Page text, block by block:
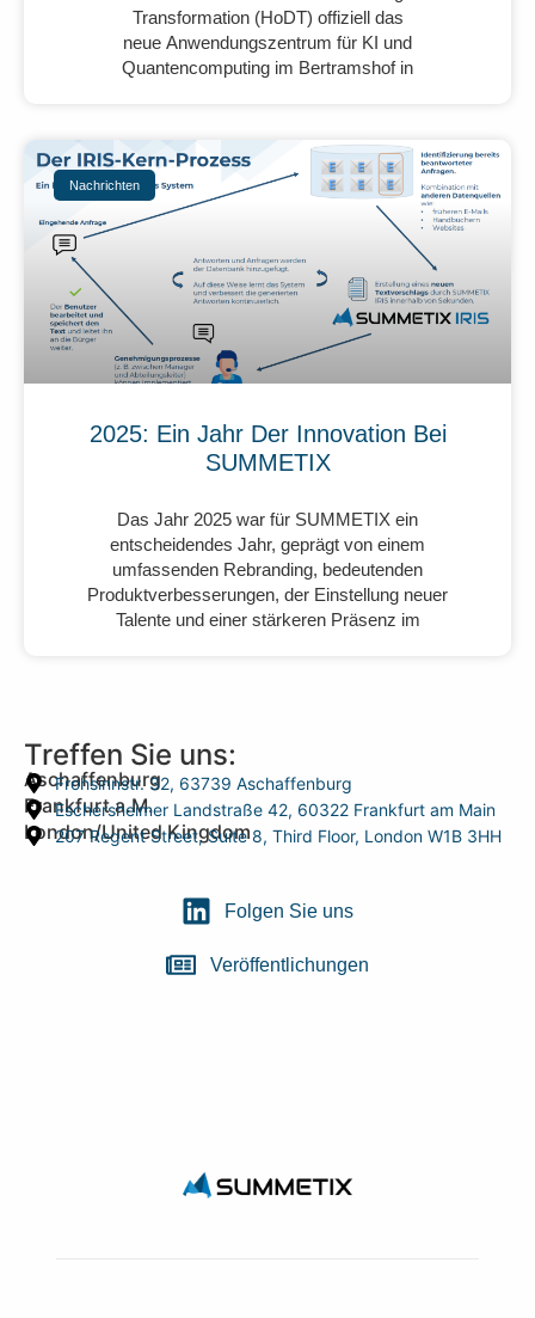
Transformation (HoDT) offiziell das
neue Anwendungszentrum für KI und
Quantencomputing im Bertramshof in
Nachrichten
2025: Ein Jahr Der Innovation Bei
SUMMETIX
Das Jahr 2025 war für SUMMETIX ein
entscheidendes Jahr, geprägt von einem
umfassenden Rebranding, bedeutenden
Produktverbesserungen, der Einstellung neuer
Talente und einer stärkeren Präsenz im
Treffen Sie uns:
Aschaffenburg
Frohsinnstr. 32, 63739 Aschaffenburg
Frankfurt a.M.
Eschersheimer Landstraße 42, 60322 Frankfurt am Main
London/United Kingdom
207 Regent Street, Suite 8, Third Floor, London W1B 3HH
Folgen Sie uns
Veröffentlichungen